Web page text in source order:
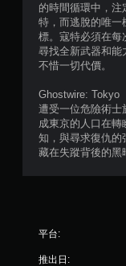
的時間循環中，
特，而逃脫的唯一
標。寇特必須在每
尋找全新武器和能
不惜一切代價。
Ghostwire: Tokyo
遭受一位危險術士
成東京的人口在
知，與尋求復仇的
藏在失蹤背後的黑
平台:
推出日: